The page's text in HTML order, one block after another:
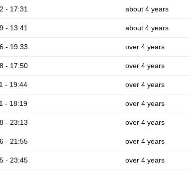
- 17:31 about 4 years
- 13:41 about 4 years
- 19:33 over 4 years
- 17:50 over 4 years
- 19:44 over 4 years
- 18:19 over 4 years
- 23:13 over 4 years
- 21:55 over 4 years
- 23:45 over 4 years